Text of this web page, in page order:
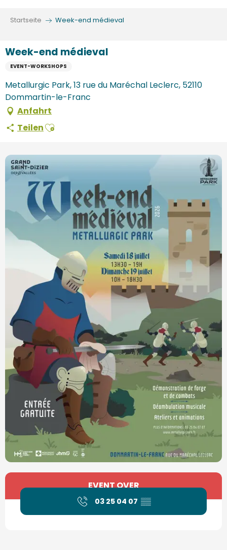
Startseite Week-end médieval
Week-end médieval
EVENT-WORKSHOPS
Metallurgic Park, 13 rue du Maréchal Leclerc, 52110
Dommartin-le-Franc
Anfahrt
TeilenAjouter aux favoris
Öffnungszeiten & Kontaktdaten
EVENT OVER
03 25 04 07 ▒▒